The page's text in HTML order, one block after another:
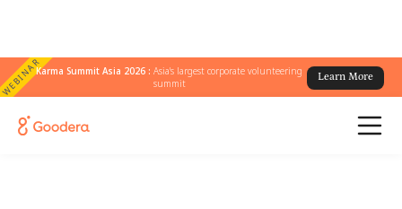
WEBINARKarma Summit Asia 2026 :Asia's largest corporate volunteering
summit
Learn More